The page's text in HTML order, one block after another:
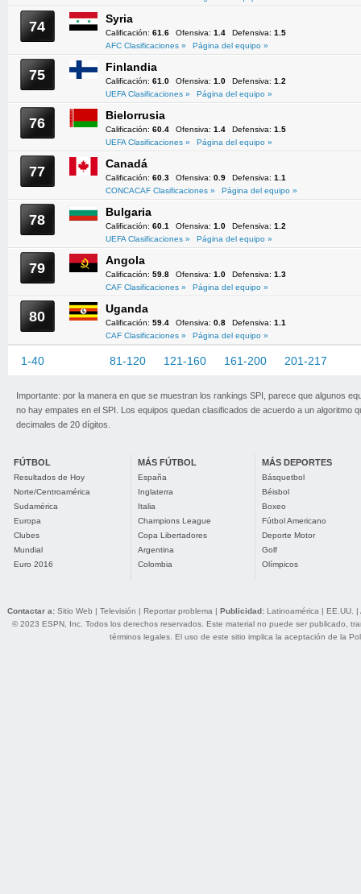
74 Syria
Calificación: 61.6 Ofensiva: 1.4 Defensiva: 1.5
AFC Clasificaciones »
Página del equipo »
75 Finlandia
Calificación: 61.0 Ofensiva: 1.0 Defensiva: 1.2
UEFA Clasificaciones »
Página del equipo »
76 Bielorrusia
Calificación: 60.4 Ofensiva: 1.4 Defensiva: 1.5
UEFA Clasificaciones »
Página del equipo »
77 Canadá
Calificación: 60.3 Ofensiva: 0.9 Defensiva: 1.1
CONCACAF Clasificaciones »
Página del equipo »
78 Bulgaria
Calificación: 60.1 Ofensiva: 1.0 Defensiva: 1.2
UEFA Clasificaciones »
Página del equipo »
79 Angola
Calificación: 59.8 Ofensiva: 1.0 Defensiva: 1.3
CAF Clasificaciones »
Página del equipo »
80 Uganda
Calificación: 59.4 Ofensiva: 0.8 Defensiva: 1.1
CAF Clasificaciones »
Página del equipo »
1-40 81-120 121-160 161-200 201-217
Importante: por la manera en que se muestran los rankings SPI, parece que algunos
no hay empates en el SPI. Los equipos quedan clasificados de acuerdo a un algoritmo
decimales de 20 dígitos.
FÚTBOL
Resultados de Hoy
Norte/Centroamérica
Sudamérica
Europa
Clubes
Mundial
Euro 2016
MÁS FÚTBOL
España
Inglaterra
Italia
Champions League
Copa Libertadores
Argentina
Colombia
MÁS DEPORTES
Básquetbol
Béisbol
Boxeo
Fútbol Americano
Deporte Motor
Golf
Olímpicos
Contactar a: Sitio Web | Televisión | Reportar problema | Publicidad: Latinoamérica | EE.UU. |
© 2023 ESPN, Inc. Todos los derechos reservados. Este material no puede ser publicado,
términos legales. El uso de este sitio implica la aceptación de la